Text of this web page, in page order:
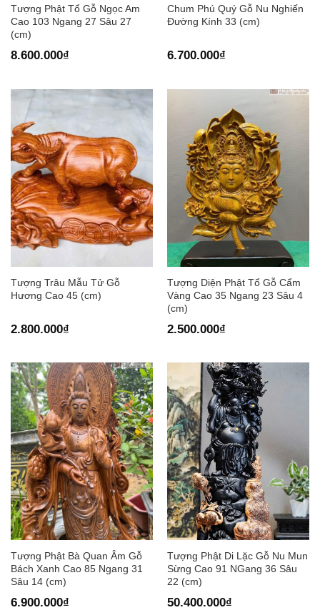
Tượng Phật Tổ Gỗ Ngọc Am
Cao 103 Ngang 27 Sâu 27
(cm)
8.600.000₫
Chum Phú Quý Gỗ Nu Nghiến
Đường Kính 33 (cm)
6.700.000₫
Tượng Trâu Mẫu Tử Gỗ
Hương Cao 45 (cm)
2.800.000₫
Tượng Diện Phật Tổ Gỗ Cẩm
Vàng Cao 35 Ngang 23 Sâu 4
(cm)
2.500.000₫
Tượng Phật Bà Quan Âm Gỗ
Bách Xanh Cao 85 Ngang 31
Sâu 14 (cm)
6.900.000₫
Tượng Phật Di Lặc Gỗ Nu Mun
Sừng Cao 91 NGang 36 Sâu
22 (cm)
50.400.000₫